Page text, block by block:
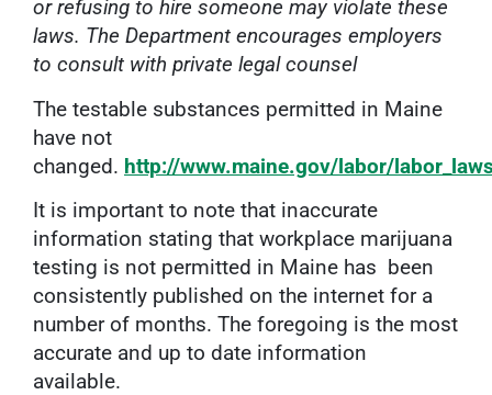
or refusing to hire someone may violate these
laws. The Department encourages employers
to consult with private legal counsel
The testable substances permitted in Maine
have not
changed. http://www.maine.gov/labor/
It is important to note that inaccurate
information stating that workplace marijuana
testing is not permitted in Maine has been
consistently published on the internet for a
number of months. The foregoing is the most
accurate and up to date information
available.